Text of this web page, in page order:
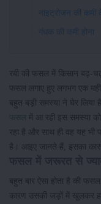
नाइट्रोजन की कमी
गंधक की कमी होना
रबी की फसल में किसान बढ़-
फसल लगाए हुए लगभग एक
बहुत बड़ी समस्या ने घेर लिया
फसल में आ रही इस समस्या
रहा है और साथ ही वह यह भी
है। आइए जानते हैं, इसका
बहुत बार ऐसा होता है की
कारण उसकी जड़ों में खुलकर